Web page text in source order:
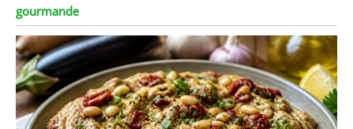
gourmande